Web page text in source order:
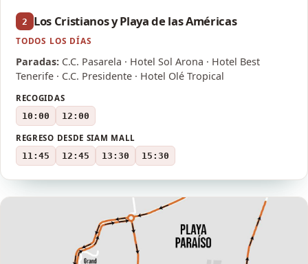
2 Los Cristianos y Playa de las Américas
TODOS LOS DÍAS
Paradas: C.C. Pasarela · Hotel Sol Arona · Hotel Best
Tenerife · C.C. Presidente · Hotel Olé Tropical
RECOGIDAS
10:00
12:00
REGRESO DESDE SIAM MALL
11:45
12:45 13:30 15:30